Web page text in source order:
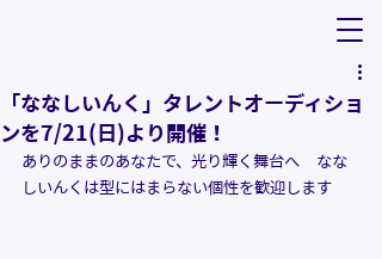
「ななしいんく」タレントオーディショ
ンを7/21(日)より開催！
ありのままのあなたで、光り輝く舞台へ　なな
しいんくは型にはまらない個性を歓迎します